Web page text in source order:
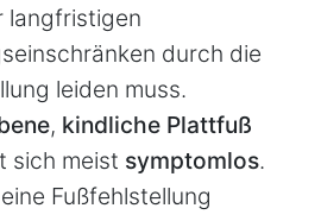
langfristigen
durch die
leiden muss.
, kindliche Plattfuß
sich meist symptomlos.
Fußfehlstellung